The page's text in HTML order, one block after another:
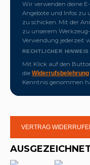
Wir verwenden deine
Angebote und Infos zu
zu schicken. Mit der
zu unserem
Verwendung jederzeit
RECHTLICHER HINWEIS
Mit Klick auf den
die Widerrufsbelehrung
Kenntnis genommen
VERTRAG